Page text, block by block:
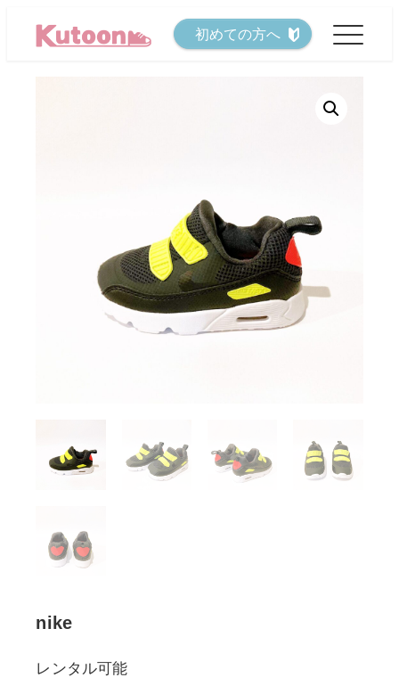
初めての方へ
nike
レンタル可能